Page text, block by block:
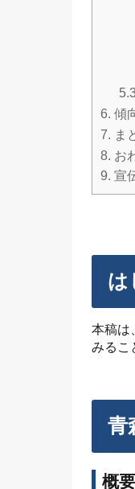
6. 傾
7. ま
8. お
9. 宣
は
本稿は
みるこ
青
概要